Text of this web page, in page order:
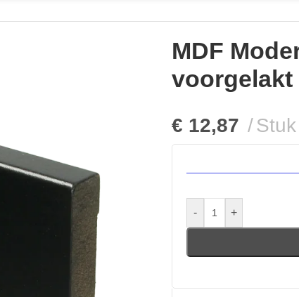
MDF
voorgelakt
€ 12,87 Stuk
- +